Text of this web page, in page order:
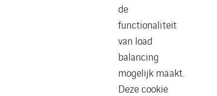
de
functionaliteit
van load
balancing
mogelijk maakt.
Deze cookie